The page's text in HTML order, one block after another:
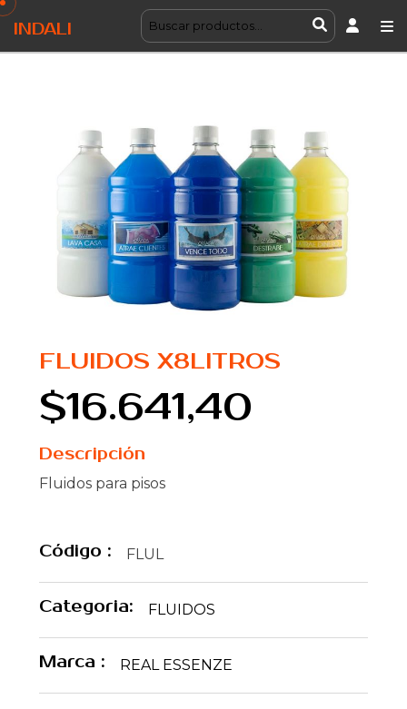
INDALI
FLUIDOS X8LITROS
$16.641,40
Descripción
Fluidos para pisos
Código : FLUL
Categoria: FLUIDOS
Marca : REAL ESSENZE